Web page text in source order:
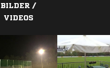
BILDER /
VIDEOS